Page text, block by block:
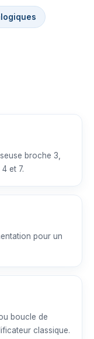
broche 3,
et 7.
pour un
boucle de
classique.